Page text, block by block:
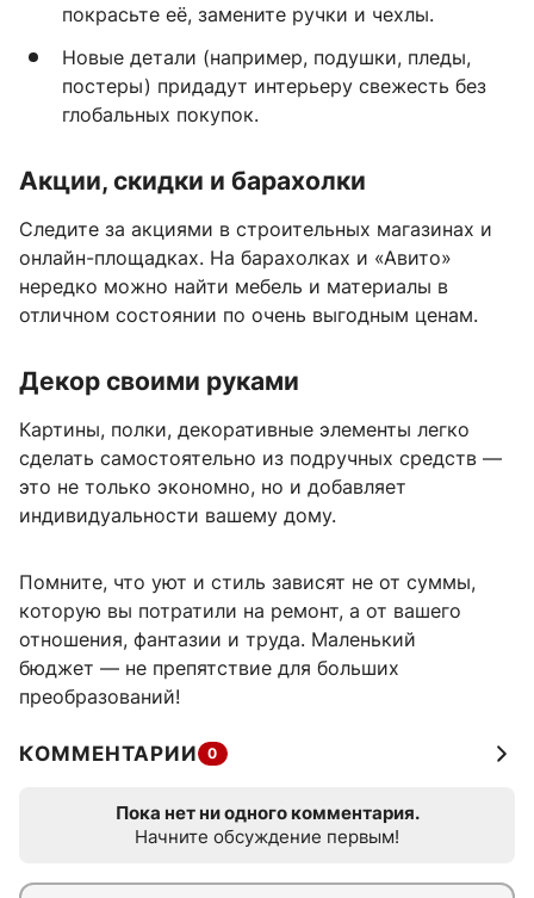
покрасьте её, замените ручки и чехлы.
Новые детали (например, подушки, пледы,
постеры) придадут интерьеру свежесть без
глобальных покупок.
Акции, скидки и барахолки
Следите за акциями в строительных магазинах и
онлайн-площадках. На барахолках и «Авито»
нередко можно найти мебель и материалы в
отличном состоянии по очень выгодным ценам.
Декор своими руками
Картины, полки, декоративные элементы легко
сделать самостоятельно из подручных средств —
это не только экономно, но и добавляет
индивидуальности вашему дому.
Помните, что уют и стиль зависят не от суммы,
которую вы потратили на ремонт, а от вашего
отношения, фантазии и труда. Маленький
бюджет — не препятствие для больших
преобразований!
КОММЕНТАРИИ 0
Пока нет ни одного комментария.
Начните обсуждение первым!